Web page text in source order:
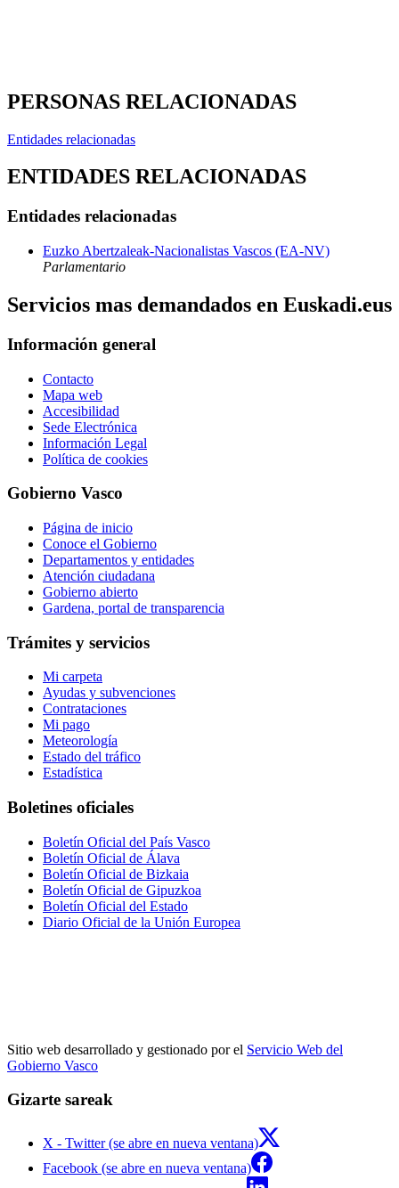
PERSONAS RELACIONADAS
Entidades relacionadas
ENTIDADES RELACIONADAS
Entidades relacionadas
Euzko Abertzaleak-Nacionalistas Vascos (EA-NV)
Parlamentario
Servicios mas demandados en Euskadi.eus
Información general
Contacto
Mapa web
Accesibilidad
Sede Electrónica
Información Legal
Política de cookies
Gobierno Vasco
Página de inicio
Conoce el Gobierno
Departamentos y entidades
Atención ciudadana
Gobierno abierto
Gardena, portal de transparencia
Trámites y servicios
Mi carpeta
Ayudas y subvenciones
Contrataciones
Mi pago
Meteorología
Estado del tráfico
Estadística
Boletines oficiales
Boletín Oficial del País Vasco
Boletín Oficial de Álava
Boletín Oficial de Bizkaia
Boletín Oficial de Gipuzkoa
Boletín Oficial del Estado
Diario Oficial de la Unión Europea
Sitio web desarrollado y gestionado por el Servicio Web del
Gobierno Vasco
Gizarte sareak
X - Twitter (se abre en nueva ventana)
Facebook (se abre en nueva ventana)